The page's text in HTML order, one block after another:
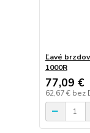
Ľavé
1000R
77,09 €
62,67 € bez